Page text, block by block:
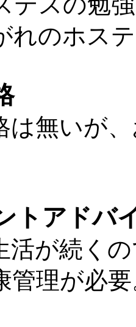
れのホス
無いが
トアドバ
が続く
管理が必